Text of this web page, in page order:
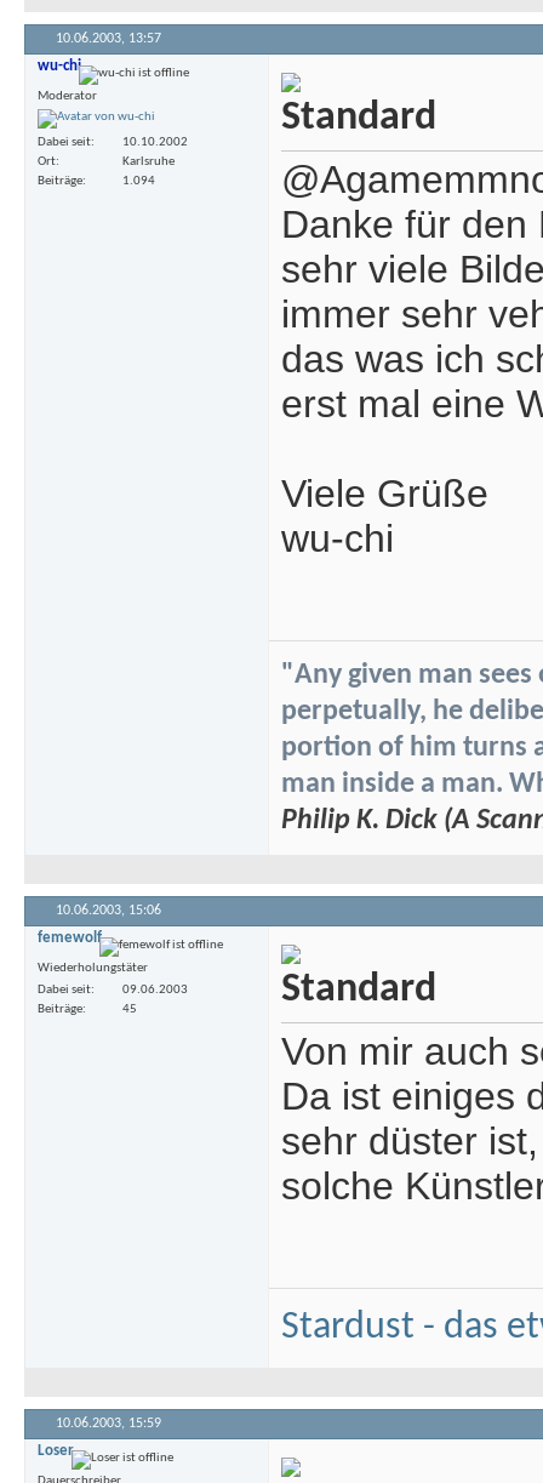
10.06.2003, 13:57
wu-chi
Moderator
Dabei seit
10.10.2002
Ort
Karlsruhe
Beiträge
1.094
Danke für den
sehr viele
immer sehr
das was ich
erst mal eine
Viele Grüße
wu-chi
"Any given man
perpetually, he
portion of him turns
man inside a man.
Philip K. Dick (A
10.06.2003, 15:06
femewolf
Wiederholungstäter
Dabei seit
09.06.2003
Beiträge
45
Von mir auch
Da ist einiges
sehr düster
solche
Stardust - das
10.06.2003, 15:59
Loser